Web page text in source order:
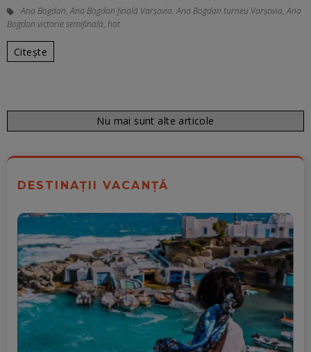
Ana Bogdan,Ana Bogdan finală Varșovia,Ana Bogdan turneu Varșovia,Ana
Bogdan victorie semifinală, hot
Citește
Nu mai sunt alte articole
DESTINAȚII VACANȚĂ